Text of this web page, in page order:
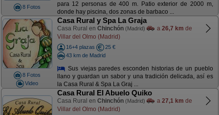
8 Fotos
para 12 personas de 400 m. Patio exterior de 2000 m,
donde hay piscina, dos zonas de barbaco ...
8 Fotos
Video
Casa Rural y Spa La Graja
Casa Rural en Chinchón (Madrid) a 26,7 km de
Villar del Olmo (Madrid)
16+4 plazas
25 €
43 km de Madrid
Sus viejas paredes esconden historias de un pueblo
llano y guardan un sabor y una tradición delicada, así es
la Casa Rural & Spa La Graj ...
Casa Rural El Abuelo Quiko
Casa Rural en Chinchón (Madrid) a 27,1 km de
Villar del Olmo (Madrid)